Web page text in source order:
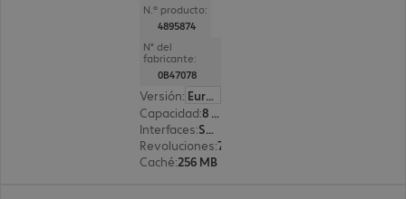
N.º producto:
4895874
N° del
fabricante:
0B47078
Versión:
Europa
Capacidad: 8 TB
Interfaces: SATA 3.0 (6 Gbit/s) 8,9 cm (3,5")
Revoluciones:
Caché:256 MB